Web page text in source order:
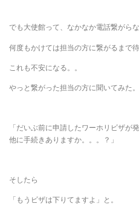
でも大使館って、なかなか電話繋がらな
何度もかけては担当の方に繋がるまで待
これも不安になる。。
やっと繋がった担当の方に聞いてみた。
「だいぶ前に申請したワーホリビザが
他に手続きありますか。。。？」
そしたら
「もうビザは下りてますよ」と。